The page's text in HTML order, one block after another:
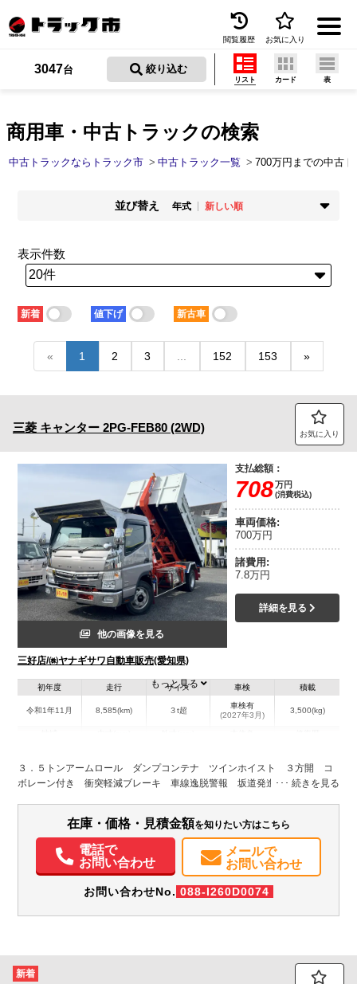
トラック買取
トラック市とは
保存した検索条件
閲覧履歴 お気に入り
商用車・中古トラックの検索
3047台 絞り込む
リスト カード 表
中古トラックならトラック市 中古トラック一覧 700万円までの中古
並び替え 年式
新しい順
新着順
走行距離
少ない順
多い順
価格
安い順
高い順
少ない順
多い順
短い順
表示件数
新着 値下げ 新古車
« 1 2 3 152 153 »
三菱 キャンター 2PG-FEB80 (2WD) お気に入り
他の画像を見る
三好店/㈱ヤナギサワ自動車販売(愛知県)
支払総額：
708万円
(消費税込)
車両価格:
700万円
諸費用:
7.8万円
詳細を見る
初年度
令和1年11月
走行
8,585(km)
サイズ
３t超
車検
車検有
(2027年3月)
積載
3,500(kg)
H:400
H:2,270
パワステ パワーウィンドウ ABS エアバッグ
集中ドアロック
電動格納ミラー
ETC バックモニター ドラレコ
もっと見る
３．５トンアームロール ダンプコンテナ ツインホイスト ３方開 コ
ボレーン付き 衝突軽減ブレーキ 車線逸脱警報 坂道発進補助 バック
在庫・価格・見積金額を知りたい方はこちら
電話で
お問い合わせ
メールで
お問い合わせ
お問い合わせNo. 088-I260D0074
新着